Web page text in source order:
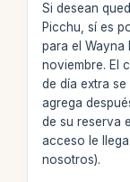
Si desean
Picchu, sí es
para el Wayna
noviembre. El
de día extra
agrega
de su reserva
acceso le
nosotros).